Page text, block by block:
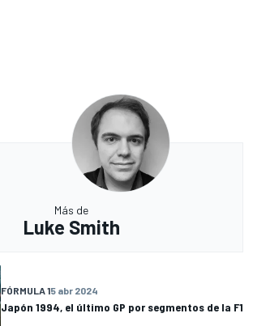
Más de
Luke Smith
FÓRMULA 15 abr 2024
Japón 1994, el último GP por segmentos de la F1